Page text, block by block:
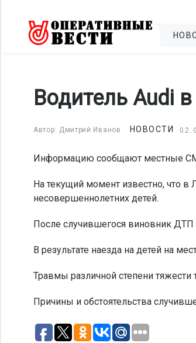
Водитель Audi
Автор: Дмитрий Иванов НОВОСТИ
Информацию сообщают местные
На текущий момент известно, что в
несовершеннолетних детей.
После случившегося виновник
В результате наезда на детей на
Травмы различной степени
Причины и обстоятельства